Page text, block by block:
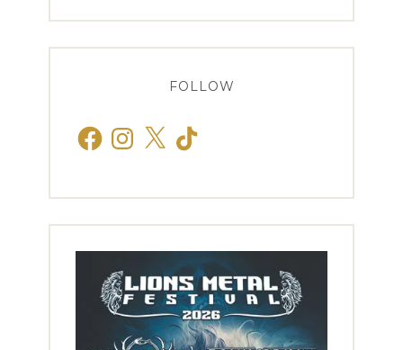
FOLLOW
FacebookInstagram
X TikTok